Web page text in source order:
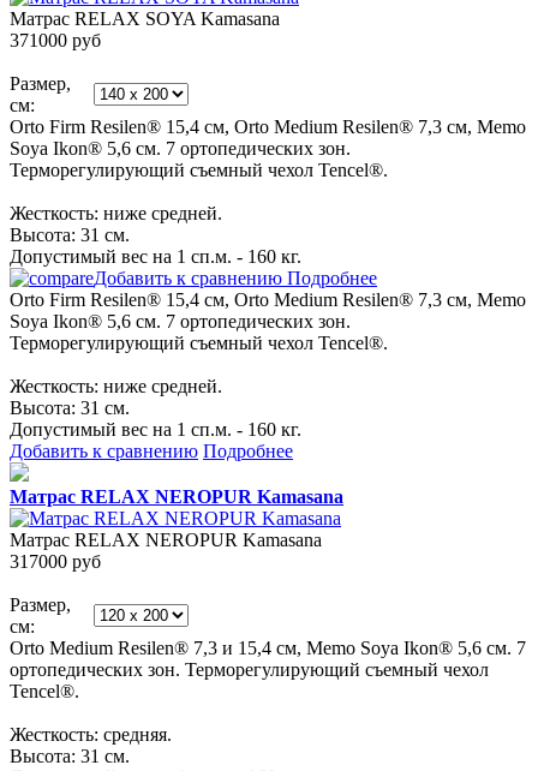
Матрас RELAX SOYA Kamasana
371000 руб
Размер,
см:
Orto Firm Resilen® 15,4 см, Orto Medium Resilen® 7,3 см, Memo
Soya Ikon® 5,6 см. 7 ортопедических зон.
Терморегулирующий съемный чехол Tencel®.
Жесткость: ниже средней.
Высота: 31 см.
Допустимый вес на 1 сп.м. - 160 кг.
Добавить к сравнению Подробнее
Orto Firm Resilen® 15,4 см, Orto Medium Resilen® 7,3 см, Memo
Soya Ikon® 5,6 см. 7 ортопедических зон.
Терморегулирующий съемный чехол Tencel®.
Жесткость: ниже средней.
Высота: 31 см.
Допустимый вес на 1 сп.м. - 160 кг.
Добавить к сравнению Подробнее
Матрас RELAX NEROPUR Kamasana
Матрас RELAX NEROPUR Kamasana
317000 руб
Размер,
см:
Orto Medium Resilen® 7,3 и 15,4 см, Memo Soya Ikon® 5,6 см. 7
ортопедических зон. Терморегулирующий съемный чехол
Tencel®.
Жесткость: средняя.
Высота: 31 см.